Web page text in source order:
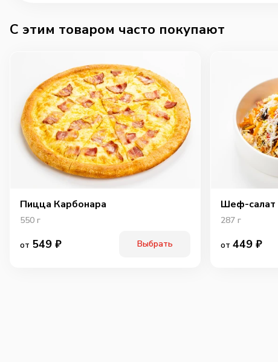
C этим товаром часто покупают
Пицца Карбонара
550 г
от 549 ₽ Выбрать
Шеф-салат
287 г
от 449 ₽